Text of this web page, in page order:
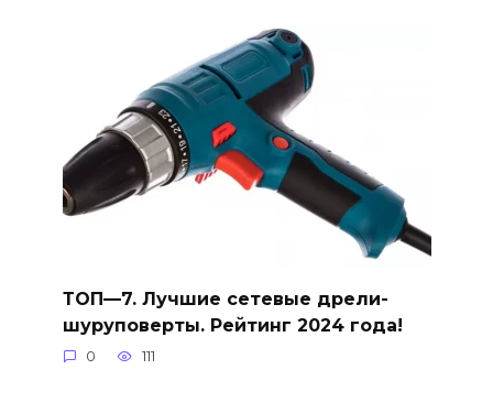
ТОП—7. Лучшие сетевые дрели-
шуруповерты. Рейтинг 2024 года!
0 111